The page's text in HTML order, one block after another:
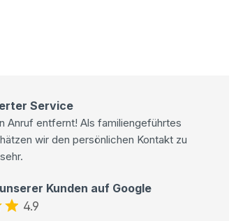
Service
Anruf entfernt! Als familiengeführtes
wir den persönlichen Kontakt zu
Kunden auf Google
4.9